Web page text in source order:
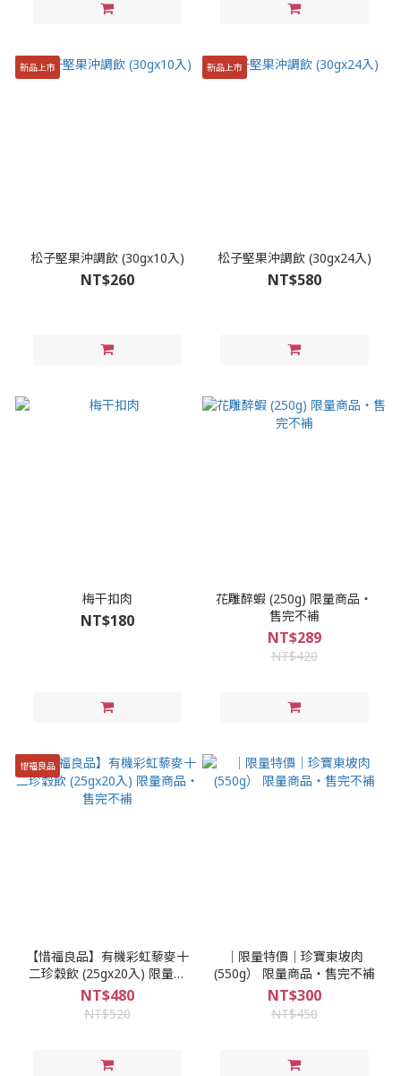
新品上市
松子堅果沖調飲 (30gx10入)
NT$260
新品上市
松子堅果沖調飲 (30gx24入)
NT$580
梅干扣肉
NT$180
花雕醉蝦 (250g) 限量商品‧
售完不補
NT$289
NT$420
惜福良品
【惜福良品】有機彩虹藜麥十
二珍穀飲 (25gx20入) 限量商
品‧售完不補
NT$480
NT$520
│限量特價│珍寶東坡肉
(550g） 限量商品‧售完不補
NT$300
NT$450